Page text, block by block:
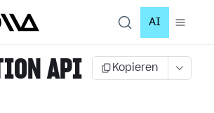
AI
API
Kopieren